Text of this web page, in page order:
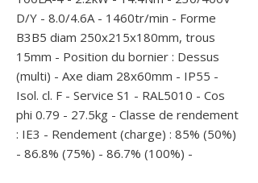
D/Y - 8.0/4.6A - 1460tr/min - Forme
B3B5 diam 250x215x180mm, trous
15mm - Position du bornier : Dessus
(multi) - Axe diam 28x60mm - IP55 -
Isol. cl. F - Service S1 - RAL5010 - Cos
phi 0.79 - 27.5kg - Classe de rendement
: IE3 - Rendement (charge) : 85% (50%)
- 86.8% (75%) - 86.7% (100%) -